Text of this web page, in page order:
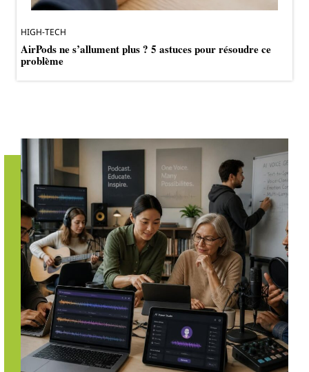
HIGH-TECH
AirPods ne s’allument plus ? 5 astuces pour résoudre ce
problème